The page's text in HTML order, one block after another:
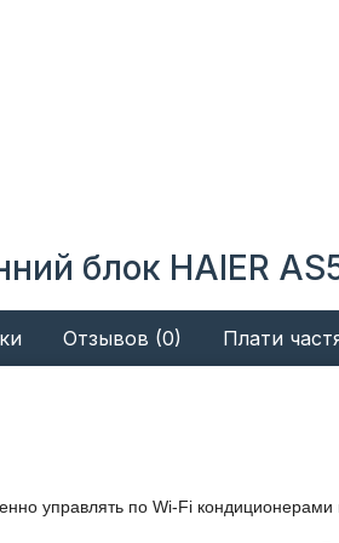
блок HAIER
Отзывов (0) Плати
управлять по Wi-Fi